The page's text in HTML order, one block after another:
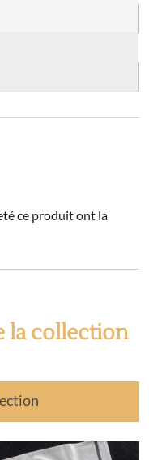
ce produit ont la
la collection